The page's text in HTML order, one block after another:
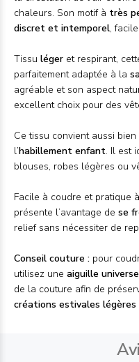
chaleurs. Son motif à très
discret et intemporel,
Tissu léger et respirant,
parfaitement adaptée à la
agréable et son aspect
excellent choix pour des
Ce tissu convient aussi bien
l’habillement enfant. Il est
blouses, robes légères ou
Facile à coudre et pratique
présente l’avantage de se
relief sans nécessiter de
Conseil couture : pour
utilisez une aiguille
de la couture afin de
créations estivales légères